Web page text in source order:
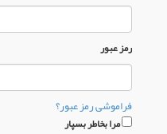
رمز عبور
فراموشی رمز عبور؟
مرا بخاطر بسپار